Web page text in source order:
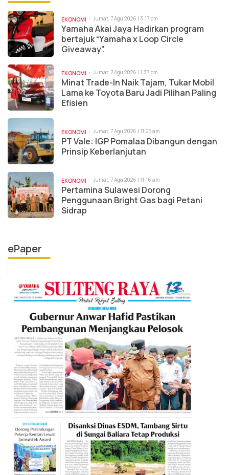
EKONOMI Jumat, 7 Agu 2026 | 3:17 pm
Yamaha Akai Jaya Hadirkan program
bertajuk “Yamaha x Loop Circle
Giveaway”.
EKONOMI Jumat, 7 Agu 2026 | 1:37 pm
Minat Trade-In Naik Tajam, Tukar Mobil
Lama ke Toyota Baru Jadi Pilihan Paling
Efisien
EKONOMI Jumat, 7 Agu 2026 | 11:25 am
PT Vale: IGP Pomalaa Dibangun dengan
Prinsip Keberlanjutan
EKONOMI Jumat, 7 Agu 2026 | 11:16 am
Pertamina Sulawesi Dorong
Penggunaan Bright Gas bagi Petani
Sidrap
ePaper